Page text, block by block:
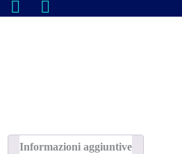
Informazioni aggiuntive